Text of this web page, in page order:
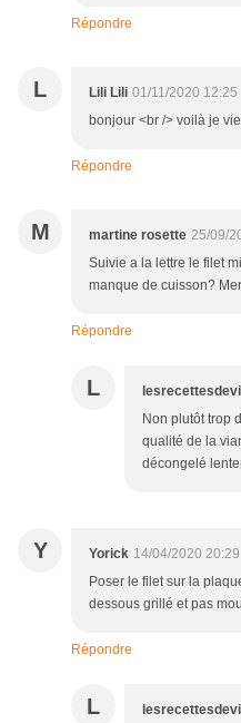
Répondre
L Lili Lili 01/11/2020 12:25
bonjour <br /> voilà je
Répondre
M martine rosette 25/09/
Suivie a la lettre le filet
manque de cuisson?
Répondre
L
Non plutôt trop
qualité de la
décongelé
Y Yorick 14/04/2020 20:29
Poser le filet sur la
dessous grillé et pas
Répondre
L